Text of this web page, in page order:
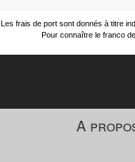
Les frais de port sont donnés à titre
Pour connaître le franco
A